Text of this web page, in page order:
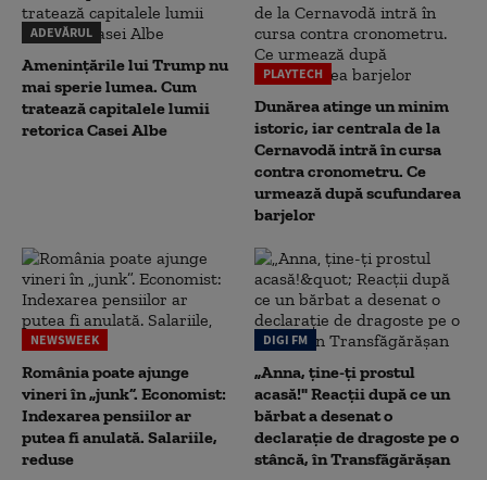
ADEVĂRUL
Amenințările lui Trump nu
mai sperie lumea. Cum
tratează capitalele lumii
retorica Casei Albe
PLAYTECH
Dunărea atinge un minim
istoric, iar centrala de la
Cernavodă intră în cursa
contra cronometru. Ce
urmează după scufundarea
barjelor
NEWSWEEK
România poate ajunge
vineri în „junk”. Economist:
Indexarea pensiilor ar
putea fi anulată. Salariile,
reduse
DIGI FM
„Anna, ţine-ţi prostul
acasă!" Reacţii după ce un
bărbat a desenat o
declaraţie de dragoste pe o
stâncă, în Transfăgărăşan